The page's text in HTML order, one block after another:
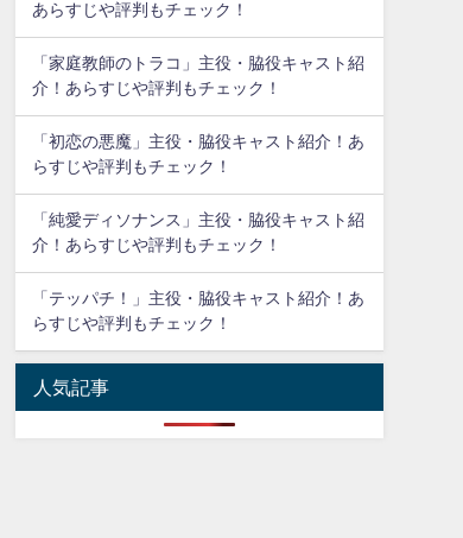
あらすじや評判もチェック！
「家庭教師のトラコ」主役・脇役キャスト紹
介！あらすじや評判もチェック！
「初恋の悪魔」主役・脇役キャスト紹介！あ
らすじや評判もチェック！
「純愛ディソナンス」主役・脇役キャスト紹
介！あらすじや評判もチェック！
「テッパチ！」主役・脇役キャスト紹介！あ
らすじや評判もチェック！
人気記事